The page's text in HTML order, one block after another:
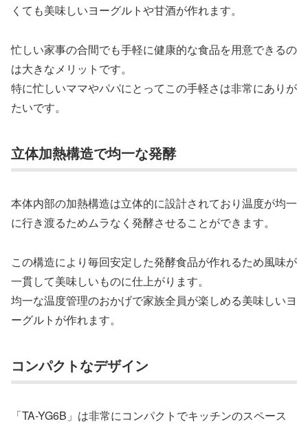
くても美味しいヨーグルトや甘酒が作れます。
忙しい家事の合間でも手軽に健康的な食品を用意できるの
は大きなメリットです。
特に忙しいママやパパにとってこの手軽さは非常にありが
たいです。
立体加熱構造で均一な発酵
本体内部の加熱構造は立体的に設計されており温度が均一
に行き渡るためムラなく発酵させることができます。
この構造により毎回安定した発酵食品が作れるため風味が
一貫して美味しいものに仕上がります。
均一な温度管理のおかげで家族全員が楽しめる美味しいヨ
ーグルトが作れます。
コンパクトなデザイン
「TA-YG6B」は非常にコンパクトでキッチンのスペース